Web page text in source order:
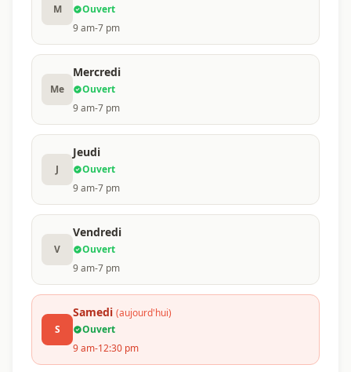
M
Ouvert
9 am-7 pm
Me
Mercredi
Ouvert
9 am-7 pm
J
Jeudi
Ouvert
9 am-7 pm
V
Vendredi
Ouvert
9 am-7 pm
S
Samedi (aujourd'hui)
Ouvert
9 am-12:30 pm